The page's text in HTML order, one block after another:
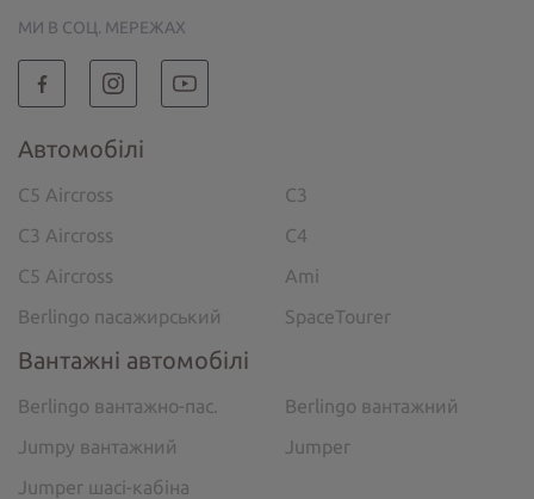
МИ В СОЦ. МЕРЕЖАХ
Автомобілі
C5 Aircross
C3
C3 Aircross
C4
C5 Aircross
Ami
Berlingo пасажирський
SpaceTourer
Вантажні автомобілі
Berlingo вантажно-пас.
Berlingo вантажний
Jumpy вантажний
Jumper
Jumper шасі-кабіна